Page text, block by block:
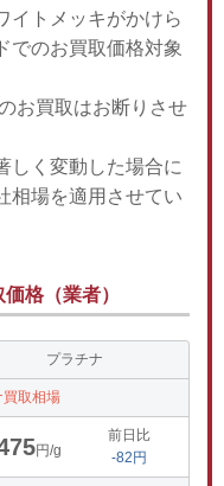
イトメッキがかけら
でのお買取価格対象
お買取はお断りさせ
しく変動した場合に
相場を適用させてい
格（業者）
プラチナ
取相場
円/g
前日比
-82円